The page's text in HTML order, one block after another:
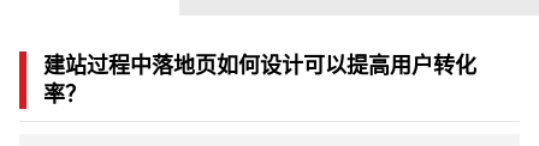
建站过程中落地页如何设计可以提高用户转化
率？